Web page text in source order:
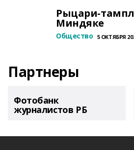
Рыцари-
Миндяке
Общество 5 ОКТЯБРЯ
Партнеры
Фотобанк
журналистов РБ